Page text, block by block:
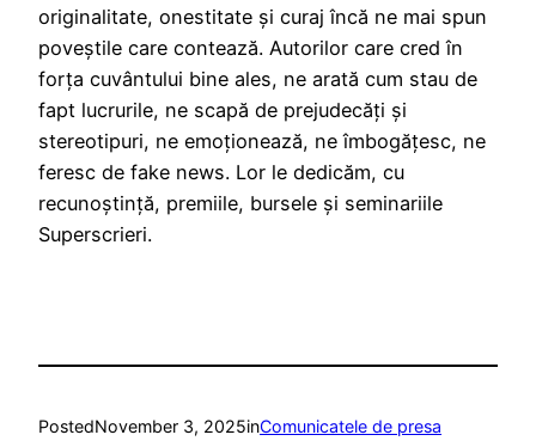
originalitate, onestitate și curaj încă ne mai spun
poveștile care contează. Autorilor care cred în
forța cuvântului bine ales, ne arată cum stau de
fapt lucrurile, ne scapă de prejudecăți și
stereotipuri, ne emoționează, ne îmbogățesc, ne
feresc de fake news. Lor le dedicăm, cu
recunoștință, premiile, bursele și seminariile
Superscrieri.
PostedNovember 3, 2025inComunicatele de presa